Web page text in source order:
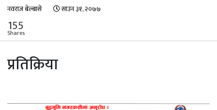
नवराज बेल्बासे साउन ३१, २०७७
155
Shares
प्रतिक्रिया